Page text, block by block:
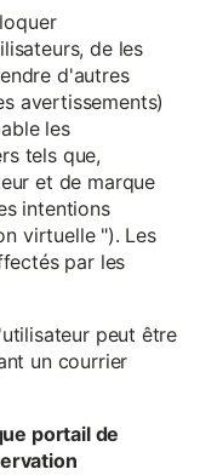
de les
d'autres
avertissements)
les
tels que,
et de marque
intentions
virtuelle "). Les
par les
peut être
un courrier
portail de